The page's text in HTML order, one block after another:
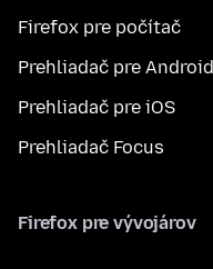
Firefox pre počítač
Prehliadač pre Android
Prehliadač pre iOS
Prehliadač Focus
Firefox pre vývojárov